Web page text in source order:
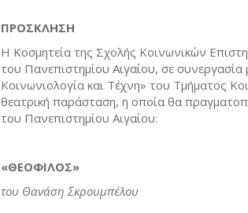
ΠΡΟΣΚΛΗΣΗ
Η Κοσμητεία της Σχολής Κοινωνικών
του Πανεπιστημίου Αιγαίου, σε
Κοινωνιολογία και Τέχνη» του Τμήματος
θεατρική παράσταση, η οποία θα
του Πανεπιστημίου Αιγαίου:
«ΘΕΟΦΙΛΟΣ»
του Θανάση Σκρουμπέλου